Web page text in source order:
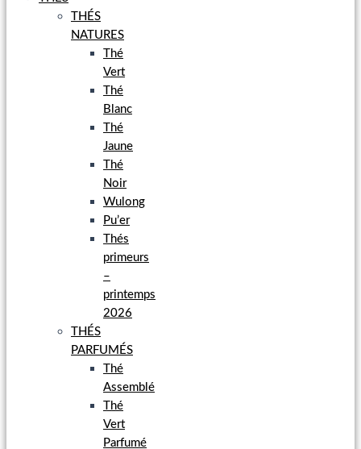
THÉS
NATURES
Thé
Vert
Thé
Blanc
Thé
Jaune
Thé
Noir
Wulong
Pu’er
Thés
primeurs
–
printemps
2026
THÉS
PARFUMÉS
Thé
Assemblé
Thé
Vert
Parfumé